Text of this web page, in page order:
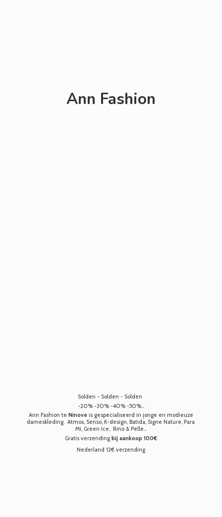
Ann Fashion
Solden - Solden - Solden
-20% -30% -40% -50%...
Ann Fashion te Ninove is gespecialiseerd in jonge en modieuze
dameskleding. Atmos, Senso, K-design, Batida, Signe Nature, Para
Mi, Green Ice, Rino & Pelle...
Gratis verzending bij aankoop 100€
Nederland 12€ verzending